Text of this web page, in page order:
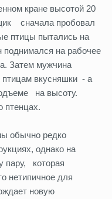
кране высотой 20
сначала пробовал
птицы пытались на
поднимался на рабочее
Затем мужчина
птицам вкусняшки - а
на высоту.
птенцах.
обычно редко
однако на
пару, которая
нетипичное для
новую